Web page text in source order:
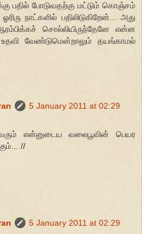
பதில் போடுவதற்கு மட்டும் கொஞ்சம்
நாட்களில் பதிலிடுகிறேன்... அது
சொல்லியிருந்தேனே என்ன
வேண்டுமென்றாலும் தயங்காமல்
5 January 2011 at 02:29
என்னுடைய வலைபூவின் பெயர
//
5 January 2011 at 02:29